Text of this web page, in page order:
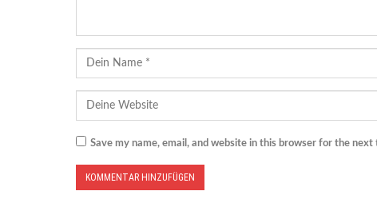
Save my name, email, and website in this browser for the next